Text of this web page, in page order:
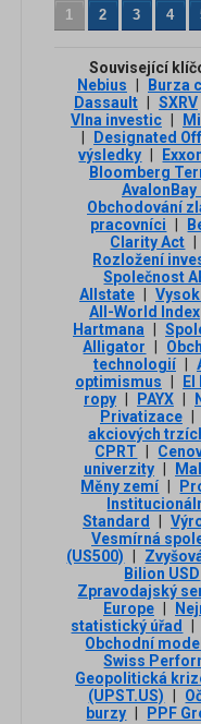
1 2 3 4
Související
Nebius
Burza
Dassault
SXRV
Vlna investic
Designated
výsledky
Bloomberg
Obchodování
pracovníci
Clarity Act
Rozložení
Společnost
Allstate
All-World Index
Hartmana
Alligator
technologií
optimismus
ropy
PAYX
Privatizace
akciových
CPRT
univerzity
Měny zemí
Standard
Vesmírná
(US500)
Bilion USD
Zpravodajský
Europe
statistický úřad
Obchodní model
Swiss
Geopolitická
(UPST.US)
burzy
PPF